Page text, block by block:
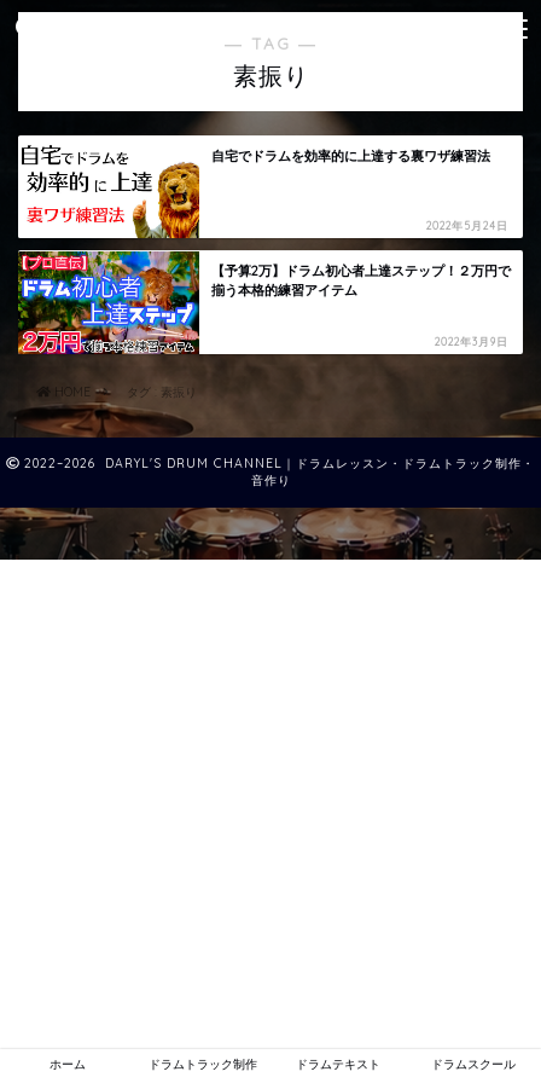
― TAG ―
素振り
自宅でドラムを効率的に上達する裏ワザ練習法
2022年5月24日
【予算2万】ドラム初心者上達ステップ！２万円で
揃う本格的練習アイテム
2022年3月9日
HOME タグ : 素振り
2022–2026 DARYL'S DRUM CHANNEL｜ドラムレッスン・ドラムトラック制作・
音作り
ホーム ドラムトラック制作 ドラムテキスト ドラムスクール